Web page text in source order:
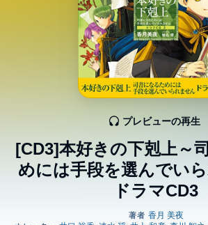
[CD3]本好きの下剋上～
めには手段を選んでい
ドラマCD3
プレビューの再生